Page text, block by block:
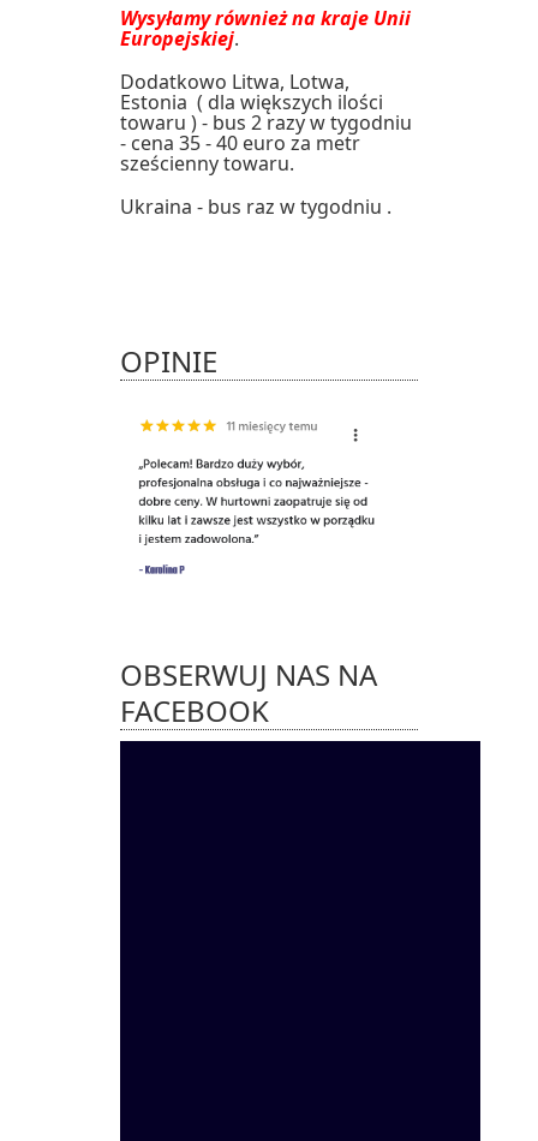
Wysyłamy również na kraje Unii
Europejskiej.
Dodatkowo Litwa, Lotwa,
Estonia ( dla większych ilości
towaru ) - bus 2 razy w tygodniu
- cena 35 - 40 euro za metr
sześcienny towaru.
Ukraina - bus raz w tygodniu .
OPINIE
OBSERWUJ NAS NA
FACEBOOK